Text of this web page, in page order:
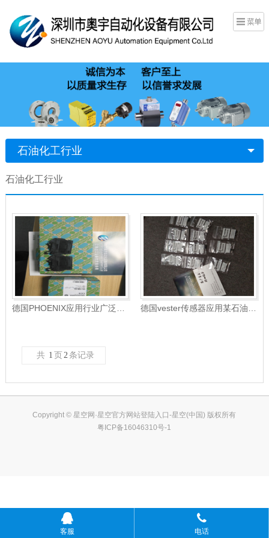
石油化工行业
石油化工行业
共 1 页 2 条记录
Copyright © 星空网·星空官方网站登陆入口-星空(中国) 版权所有
粤ICP备16046310号-1
客服 电话